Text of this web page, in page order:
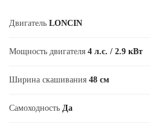
Двигатель LONCIN
Мощность двигателя 4 л.с. / 2.9 кВт
Ширина скашивания 48 см
Самоходность Да